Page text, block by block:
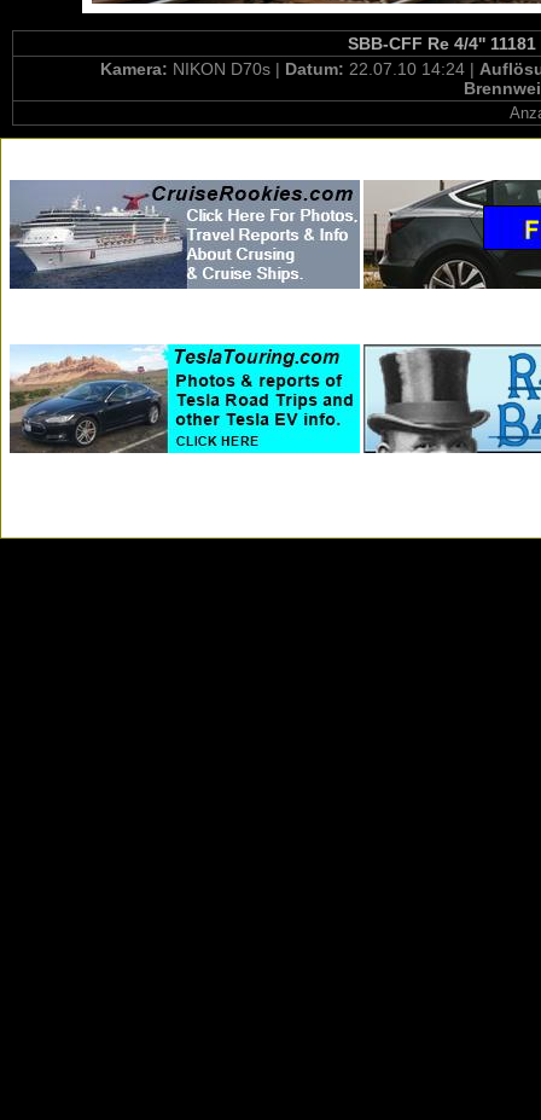
SBB-CFF Re 4/4''
Kamera: NIKON D70s | Datum: 22.07.10 14:24 |